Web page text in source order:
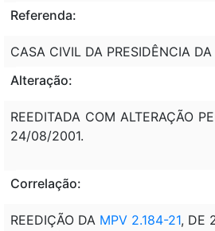
Referenda:
CASA CIVIL DA PRESIDÊNCIA
Alteração:
REEDITADA COM ALTERAÇÃO
24/08/2001.
Correlação:
REEDIÇÃO DA MPV 2.184-21, DE